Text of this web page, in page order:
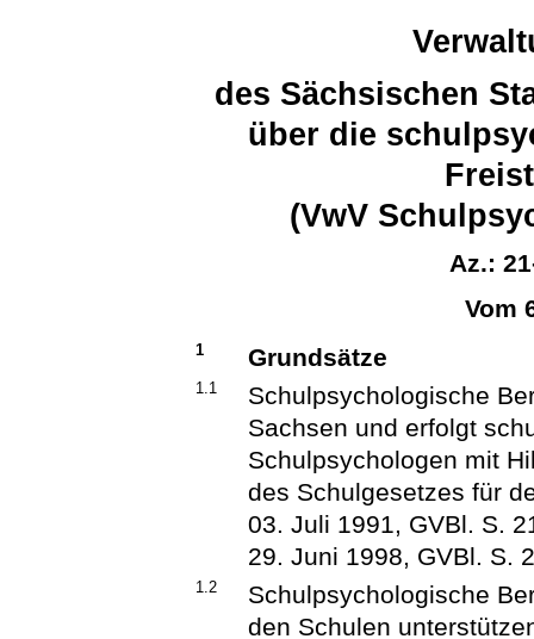
des Sächsischen
über die
(VwV
Az.:
Vom
1 Grundsätze
1.1
Schulpsychologische
Sachsen und erfolgt
Schulpsychologen mit
des Schulgesetzes für
03. Juli 1991, GVBl. S.
29. Juni 1998, GVBl. S.
1.2
Schulpsychologische
den Schulen